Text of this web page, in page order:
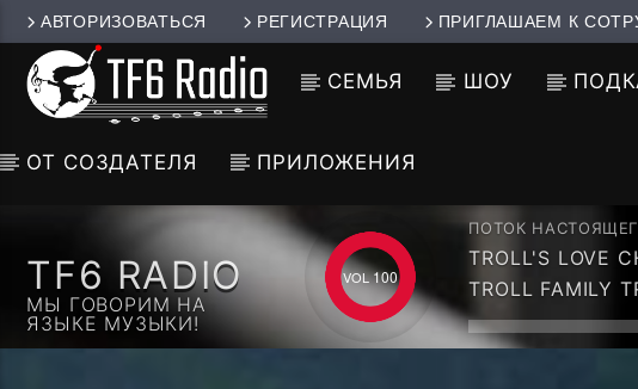
АВТОРИЗОВАТЬСЯ РЕГИСТРАЦИЯ ПРИГЛАШАЕМ К
СЕМЬЯ ШОУ
ОТ СОЗДАТЕЛЯ ПРИЛОЖЕНИЯ
TF6 RADIO
МЫ ГОВОРИМ НА
ЯЗЫКЕ МУЗЫКИ!
100
ПОТОК
TROLL'S LOVE
CCCP CREW
TROLL FAMILY